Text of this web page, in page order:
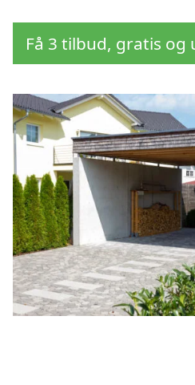
Få 3 tilbud, gratis